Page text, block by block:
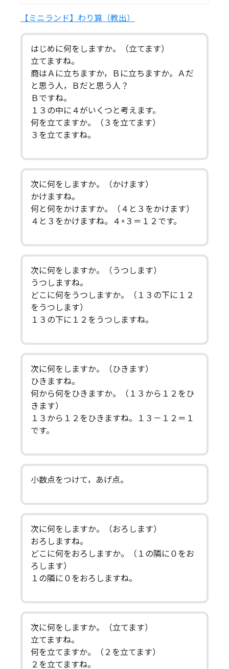
【ミニランド】わり算（教出）
はじめに何をしますか。（立てます）
立てますね。
商はＡに立ちますか，Ｂに立ちますか。Ａだ
と思う人，Ｂだと思う人？
Ｂですね。
１３の中に４がいくつと考えます。
何を立てますか。（３を立てます）
３を立てますね。
次に何をしますか。（かけます）
かけますね。
何と何をかけますか。（４と３をかけます）
４と３をかけますね。４×３＝１２です。
次に何をしますか。（うつします）
うつしますね。
どこに何をうつしますか。（１３の下に１２
をうつします）
１３の下に１２をうつしますね。
次に何をしますか。（ひきます）
ひきますね。
何から何をひきますか。（１３から１２をひ
きます）
１３から１２をひきますね。１３－１２＝１
です。
小数点をつけて，あげ点。
次に何をしますか。（おろします）
おろしますね。
どこに何をおろしますか。（１の隣に０をお
ろします）
１の隣に０をおろしますね。
次に何をしますか。（立てます）
立てますね。
何を立てますか。（２を立てます）
２を立てますね。